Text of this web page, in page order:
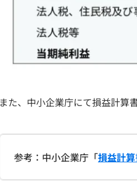
また、中小企業庁にて損益計算
参考：中小企業庁「損益計